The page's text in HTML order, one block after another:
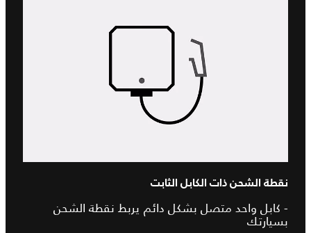
نقطة الشحن ذات الكابل الثابت
- كابل واحد متصل بشكل دائم يربط نقطة الشحن
بسيارتك